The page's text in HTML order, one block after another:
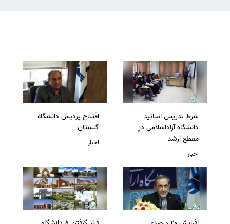
شرط تدریس اساتید
دانشگاه آزاداسلامی در
مقطع ارشد
اخبار
افتتاح پردیس دانشگاه
گلستان
اخبار